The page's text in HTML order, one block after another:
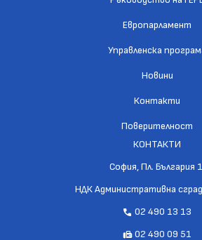
Европарламент
Управленска
Новини
Контакти
Поверителност
КОНТАКТИ
София, Пл. България
НДК Административна
call 02 490 13 13
fax02 490 09 51